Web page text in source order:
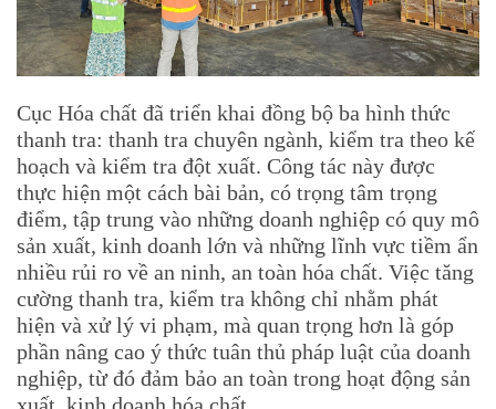
Cục Hóa chất đã triển khai đồng bộ ba hình thức
thanh tra: thanh tra chuyên ngành, kiểm tra theo kế
hoạch và kiểm tra đột xuất. Công tác này được
thực hiện một cách bài bản, có trọng tâm trọng
điểm, tập trung vào những doanh nghiệp có quy mô
sản xuất, kinh doanh lớn và những lĩnh vực tiềm ẩn
nhiều rủi ro về an ninh, an toàn hóa chất. Việc tăng
cường thanh tra, kiểm tra không chỉ nhằm phát
hiện và xử lý vi phạm, mà quan trọng hơn là góp
phần nâng cao ý thức tuân thủ pháp luật của doanh
nghiệp, từ đó đảm bảo an toàn trong hoạt động sản
xuất, kinh doanh hóa chất.